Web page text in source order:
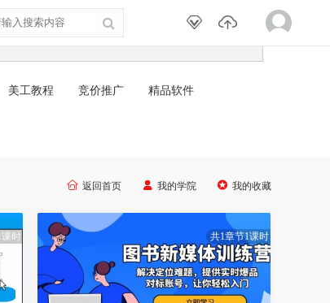
美工教程 竞价推广 精品软件
 返回首页  我的学院  我的收藏
时 共1章节1课时